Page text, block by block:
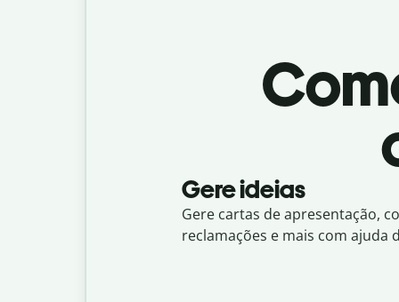
Gere ideias
Gere cartas de apresentação,
reclamações e mais com ajuda